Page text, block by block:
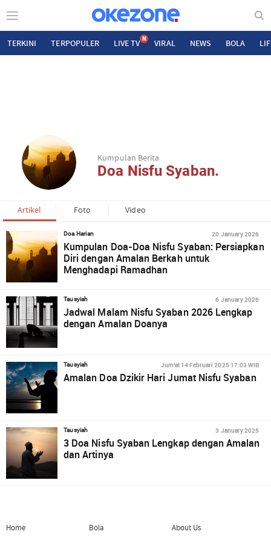
TERKINI TERPOPULER LIVE TV N VIRAL NEWS BOLA
Kumpulan Berita
Doa Nisfu Syaban.
Artikel Foto Video
Doa Harian 20 January 2026
Kumpulan Doa-Doa Nisfu Syaban: Persiapkan
Diri dengan Amalan Berkah untuk
Menghadapi Ramadhan
Tausyiah 6 January 2026
Jadwal Malam Nisfu Syaban 2026 Lengkap
dengan Amalan Doanya
Tausyiah Jum'at 14 Februari 2025 17:03 WIB
Amalan Doa Dzikir Hari Jumat Nisfu Syaban
Tausyiah 3 January 2025
3 Doa Nisfu Syaban Lengkap dengan Amalan
dan Artinya
Home
Bola
About Us